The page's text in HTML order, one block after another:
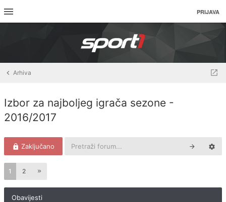
PRIJAVA
Arhiva
Izbor za najboljeg igrača sezone -
2016/2017
Zaključano
1 2
Obavijesti